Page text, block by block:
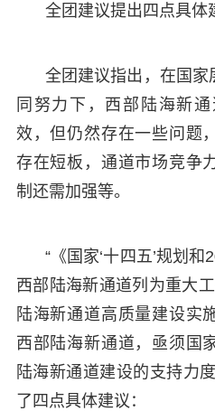
全团建议提出四点具体
全团建议指出，在国
同努力下，西部陆海新
效，但仍然存在一些问题
存在短板，通道市场竞争
制还需加强等。
“《国家‘十四五’规划
西部陆海新通道列为重大
陆海新通道高质量建设实
西部陆海新通道，亟须国
陆海新通道建设的支持力
了四点具体建议：